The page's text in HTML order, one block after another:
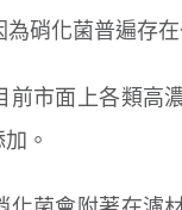
硝化菌普遍存在
前市面上各類高
。